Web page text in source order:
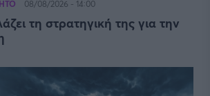
08/08/2026 - 14:00
τη στρατηγική της για την